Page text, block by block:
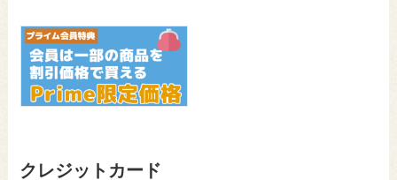
クレジットカード